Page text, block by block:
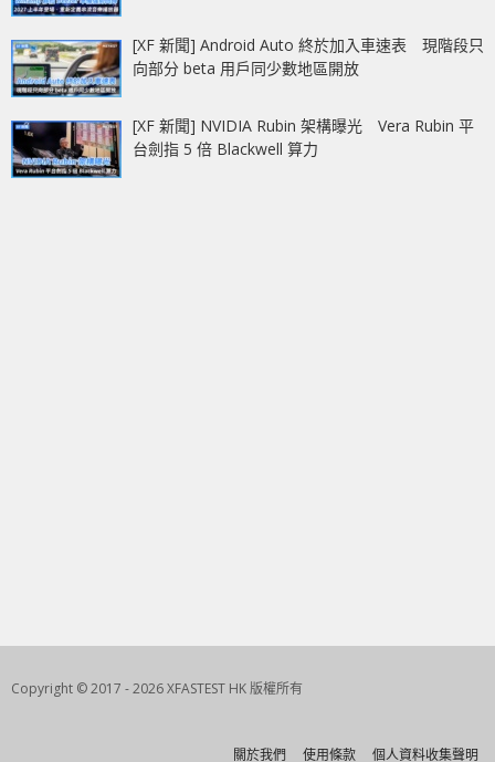
[XF 新聞] Android Auto 終於加入車速表 現階段只
向部分 beta 用戶同少數地區開放
[XF 新聞] NVIDIA Rubin 架構曝光 Vera Rubin 平
台劍指 5 倍 Blackwell 算力
Copyright © 2017 - 2026 XFASTEST HK 版權所有
關於我們 使用條款 個人資料收集聲明